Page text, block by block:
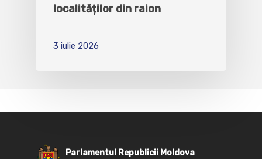
localităților din raion
3 iulie 2026
Parlamentul Republicii Moldova